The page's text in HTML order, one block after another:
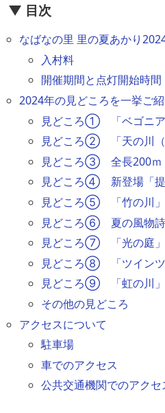
▼ 目次
なばなの里 里の夏あかり
入村料
開催期間と点灯開始時間
2024年の見どころを一挙ご
見どころ① 「ベゴニア
見どころ② 「天の川
見どころ③ 全長200ｍ
見どころ④ 新登場「提
見どころ⑤ 「竹の川」
見どころ⑥ 夏の風物詩
見どころ⑦ 「光の庭」
見どころ⑧ 「ツインツ
見どころ⑨ 「虹の川」
その他の見どころ
アクセスについて
駐車場
車でのアクセス
公共交通機関でのアクセ